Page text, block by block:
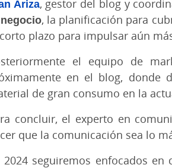
Ariza, gestor del blog y
, la planificación para
plazo para impulsar aún
el equipo de
en el blog, donde
de gran consumo en la
concluir, el experto en
que la comunicación sea lo
2024 seguiremos enfocados